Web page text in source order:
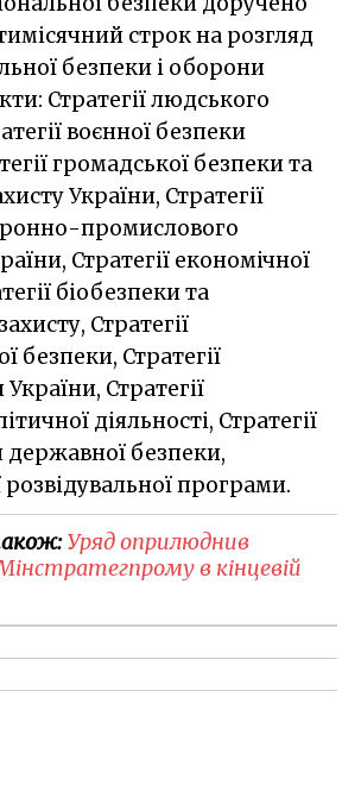
строк на розгляд
безпеки і оборони
Стратегії людського
воєнної безпеки
громадської безпеки та
України, Стратегії
промислового
Стратегії економічної
біобезпеки та
Стратегії
безпеки, Стратегії
Стратегії
діяльності, Стратегії
державної безпеки,
програми.
Уряд оприлюднив
в кінцевій